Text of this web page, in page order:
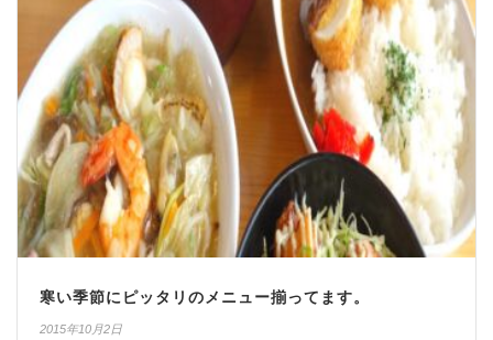
寒い季節にピッタリのメニュー揃ってます。
2015年10月2日